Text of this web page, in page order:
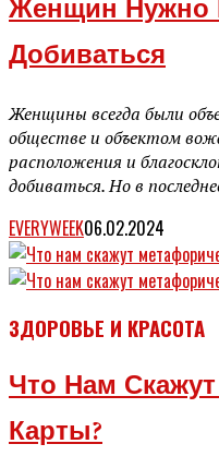
Женщин Нужно
Добиваться
Женщины всегда были
обществе и объектом
расположения и
добиваться. Но в
EVERYWEEK06.02.2024
ЗДОРОВЬЕ И КРАСОТА
Что Нам
Карты?